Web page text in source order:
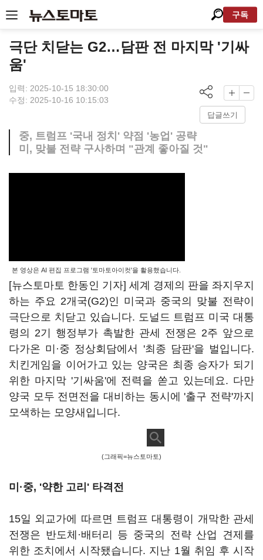
구독
극단 치닫는 G2…담판 전 마지막 '기싸
움'
입력: 2025-10-15 18:30:00
수정: 2025-10-16 10:15:03
답글쓰기
중, 트럼프 '국내 정치' 약점 '농업' 공략
미, 맞불 전략 구사하며 "관계 좋아질 것"
본 영상은 AI 편집 프로그램 '토마토아이컷'을 활용했습니다.
[뉴스토마토 한동인 기자] 세계 경제의 판을 좌지우지
하는 주요 2개국(G2)인 미국과 중국의 맞불 전략이
극단으로 치닫고 있습니다. 도널드 트럼프 미국 대통
령의 2기 행정부가 촉발한 관세 전쟁은 2주 앞으로
다가온 미·중 정상회담에서 '최종 담판'을 벌입니다.
치킨게임을 이어가고 있는 양국은 최종 승자가 되기
위한 마지막 '기싸움'에 전력을 쏟고 있는데요. 다만
양국 모두 전면전을 대비하는 동시에 '출구 전략'까지
모색하는 모양새입니다.
(그래픽=뉴스토마토)
미·중, '약한 고리' 타격전
15일 외교가에 따르면 트럼프 대통령이 개막한 관세
전쟁은 반도체·배터리 등 중국의 전략 산업 견제를
위한 조치에서 시작됐습니다. 지난 1월 취임 후 시작